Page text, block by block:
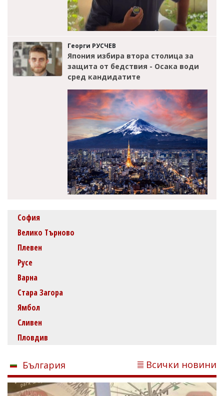
Георги РУСЧЕВ
Япония избира втора столица за
защита от бедствия - Осака води
сред кандидатите
София
Велико Търново
Плевен
Русе
Варна
Стара Загора
Ямбол
Сливен
Пловдив
България Всички новини